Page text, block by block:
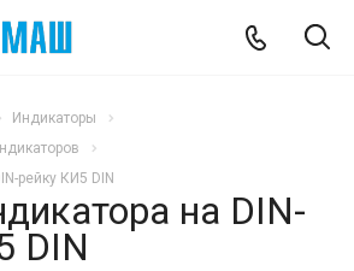
Индикаторы
рейку КИ5 DIN
на DIN-
DIN